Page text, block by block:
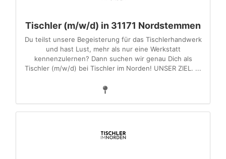
Tischler (m/w/d) in 31171 Nordstemmen
Du teilst unsere Begeisterung für das Tischlerhandwerk
und hast Lust, mehr als nur eine Werkstatt
kennenzulernen? Dann suchen wir genau Dich als
Tischler (m/w/d) bei Tischler im Norden! UNSER ZIEL. ...